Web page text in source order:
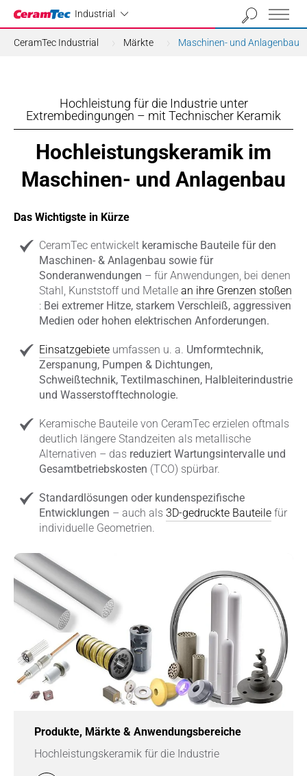
Industrial
Industrial
CeramTec Industrial Märkte Maschinen- und Anlagenbau
Hochleistung für die Industrie unter
Extrembedingungen – mit Technischer Keramik
Hochleistungskeramik im
Maschinen- und Anlagenbau
Das Wichtigste in Kürze
CeramTec entwickelt keramische Bauteile für den
Maschinen- & Anlagenbau sowie für
Sonderanwendungen – für Anwendungen, bei denen
Stahl, Kunststoff und Metalle an ihre Grenzen stoßen
: Bei extremer Hitze, starkem Verschleiß, aggressiven
Medien oder hohen elektrischen Anforderungen.
Einsatzgebiete umfassen u. a. Umformtechnik,
Zerspanung, Pumpen & Dichtungen,
Schweißtechnik, Textilmaschinen, Halbleiterindustrie
und Wasserstofftechnologie.
Keramische Bauteile von CeramTec erzielen oftmals
deutlich längere Standzeiten als metallische
Alternativen – das reduziert Wartungsintervalle und
Gesamtbetriebskosten (TCO) spürbar.
Standardlösungen oder kundenspezifische
Entwicklungen – auch als 3D-gedruckte Bauteile für
individuelle Geometrien.
Produkte, Märkte & Anwendungsbereiche
Hochleistungskeramik für die Industrie